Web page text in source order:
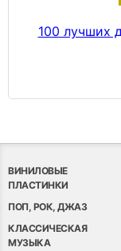
100 лучших
ВИНИЛОВЫЕ
ПЛАСТИНКИ
ПОП, РОК, ДЖАЗ
КЛАССИЧЕСКАЯ
МУЗЫКА